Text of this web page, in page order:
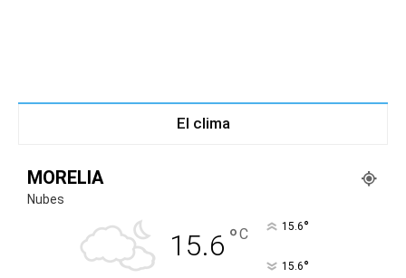
El clima
MORELIA
Nubes
15.6 °C 15.6°
15.6°